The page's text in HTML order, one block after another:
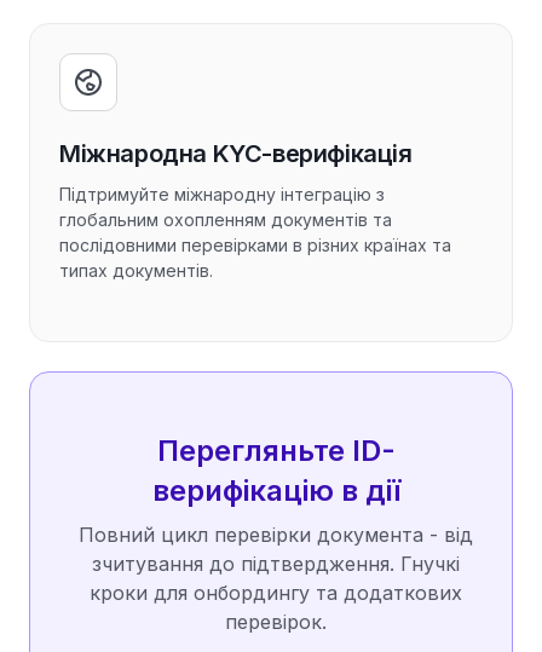
Міжнародна KYC-верифікація
Підтримуйте міжнародну інтеграцію з
глобальним охопленням документів та
послідовними перевірками в різних країнах та
типах документів.
Перегляньте ID-
верифікацію в дії
Повний цикл перевірки документа - від
зчитування до підтвердження. Гнучкі
кроки для онбордингу та додаткових
перевірок.